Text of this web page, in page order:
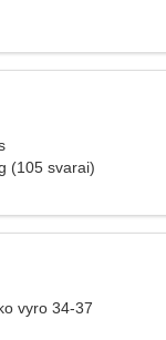
(105 svarai)
vyro 34-37